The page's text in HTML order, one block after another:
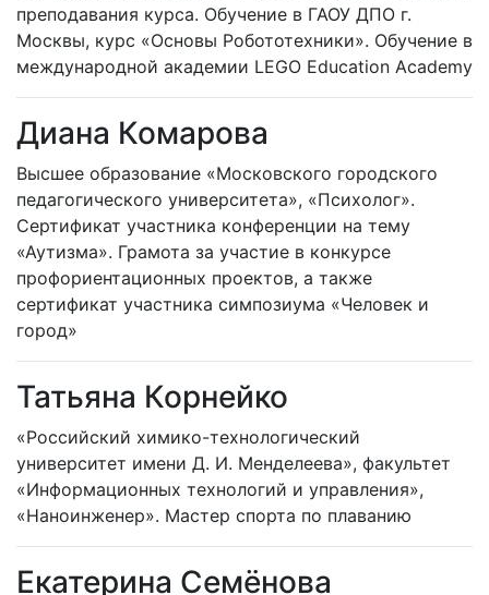
преподавания курса. Обучение в ГАОУ ДПО г.
Москвы, курс «Основы Робототехники». Обучение в
международной академии LEGO Education Academy
Диана Комарова
Высшее образование «Московского городского
педагогического университета», «Психолог».
Сертификат участника конференции на тему
«Аутизма». Грамота за участие в конкурсе
профориентационных проектов, а также
сертификат участника симпозиума «Человек и
город»
Татьяна Корнейко
«Российский химико-технологический
университет имени Д. И. Менделеева», факультет
«Информационных технологий и управления»,
«Наноинженер». Мастер спорта по плаванию
Екатерина Семёнова